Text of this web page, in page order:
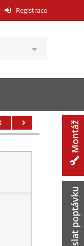
Registrace
Montáž
Zaslat poptávku